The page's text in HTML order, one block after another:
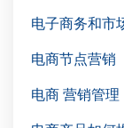
电子商务和市
电商节点营销
电商 营销管理